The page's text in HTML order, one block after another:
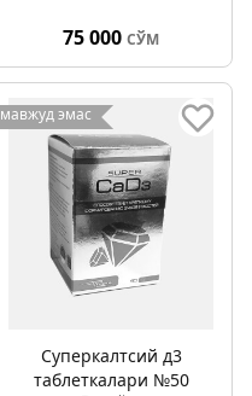
75 000 СЎМ
мавжуд эмас
Суперкалтсий д3
таблеткалари №50